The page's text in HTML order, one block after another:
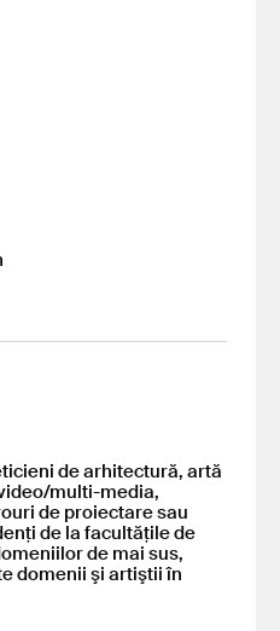
de arhitectură, artă
multi-media,
de proiectare sau
de la facultăţile de
de mai sus,
domenii şi artiştii în